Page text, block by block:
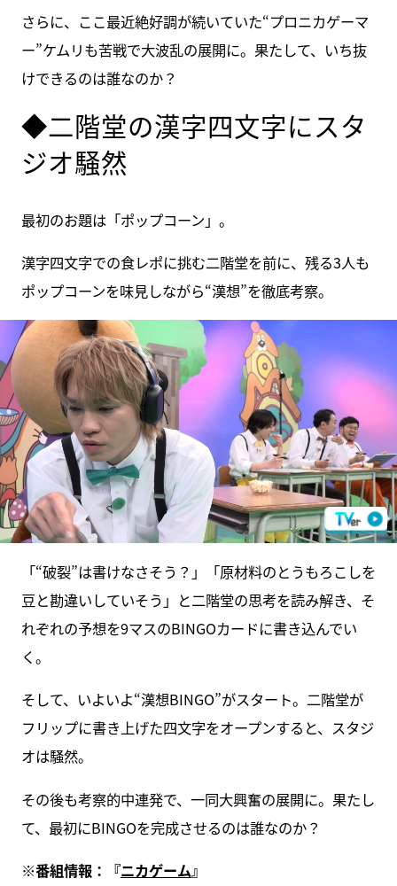
さらに、ここ最近絶好調が続いていた“プロニカゲーマ
ー”ケムリも苦戦で大波乱の展開に。果たして、いち抜
けできるのは誰なのか？
◆二階堂の漢字四文字にスタ
ジオ騒然
最初のお題は「ポップコーン」。
漢字四文字での食レポに挑む二階堂を前に、残る3人も
ポップコーンを味見しながら“漢想”を徹底考察。
「“破裂”は書けなさそう？」「原材料のとうもろこしを
豆と勘違いしていそう」と二階堂の思考を読み解き、そ
れぞれの予想を9マスのBINGOカードに書き込んでい
く。
そして、いよいよ“漢想BINGO”がスタート。二階堂が
フリップに書き上げた四文字をオープンすると、スタジ
オは騒然。
その後も考察的中連発で、一同大興奮の展開に。果たし
て、最初にBINGOを完成させるのは誰なのか？
※番組情報：『ニカゲーム』